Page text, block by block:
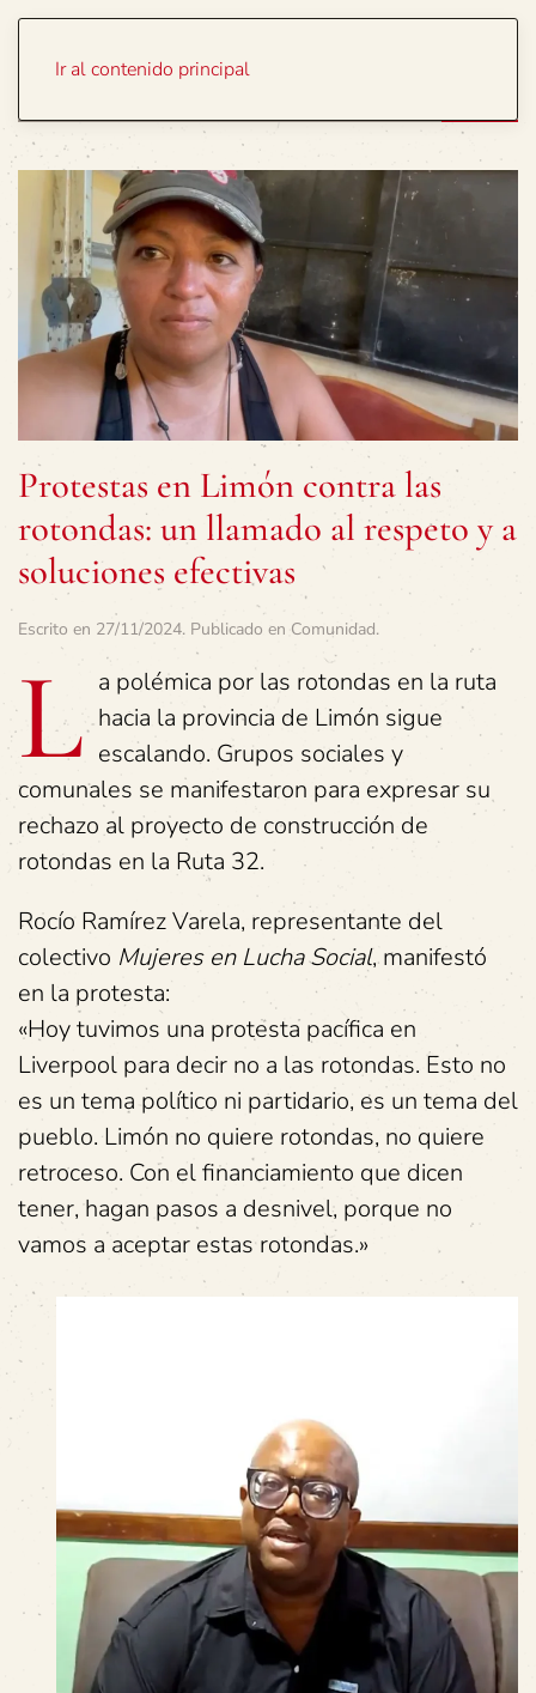
Ir al contenido principal
Protestas en Limón contra las
rotondas: un llamado al respeto y a
soluciones efectivas
Escrito en 27/11/2024. Publicado en Comunidad.
L a polémica por las rotondas en la ruta
hacia la provincia de Limón sigue
escalando. Grupos sociales y
comunales se manifestaron para expresar su
rechazo al proyecto de construcción de
rotondas en la Ruta 32.
Rocío Ramírez Varela, representante del
colectivo Mujeres en Lucha Social, manifestó
en la protesta:
«Hoy tuvimos una protesta pacífica en
Liverpool para decir no a las rotondas. Esto no
es un tema político ni partidario, es un tema del
pueblo. Limón no quiere rotondas, no quiere
retroceso. Con el financiamiento que dicen
tener, hagan pasos a desnivel, porque no
vamos a aceptar estas rotondas.»